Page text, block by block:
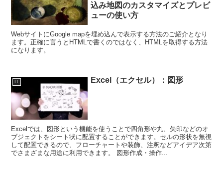
込み地図のカスタマイズとプレビ
ューの使い方
WebサイトにGoogle mapを埋め込んで表示する方法のご紹介となり
ます。正確に言うとHTMLで書くのではなく、HTMLを取得する方法
になります。
IT Excel（エクセル）：図形
Excelでは、図形という機能を使うことで四角形や丸、矢印などのオ
ブジェクトをシート状に配置することができます。セルの形状を無視
して配置できるので、フローチャートや装飾、注釈などアイデア次第
でさまざまな用途に利用できます。 図形作成・操作...